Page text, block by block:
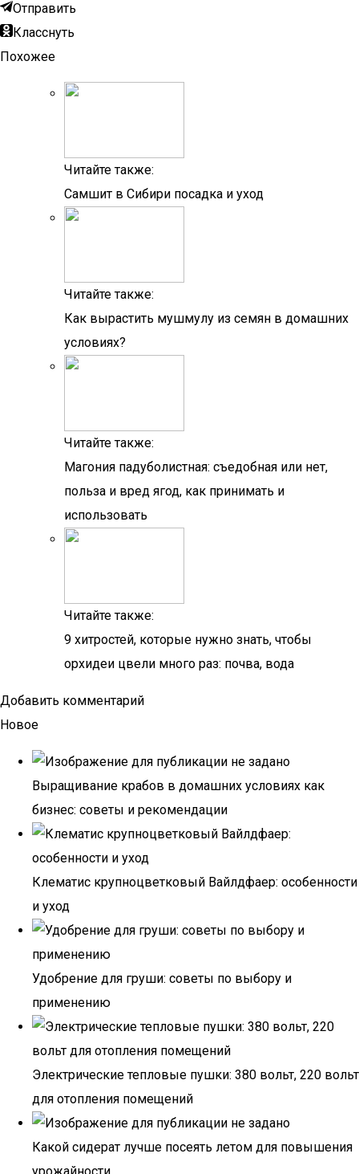
Отправить
Класснуть
Похожее
Читайте также:
Самшит в Сибири посадка и уход
Читайте также:
Как вырастить мушмулу из семян в домашних
условиях?
Читайте также:
Магония падуболистная: съедобная или нет,
польза и вред ягод, как принимать и
использовать
Читайте также:
9 хитростей, которые нужно знать, чтобы
орхидеи цвели много раз: почва, вода
Добавить комментарий
Новое
Выращивание крабов в домашних условиях как
бизнес: советы и рекомендации
Клематис крупноцветковый Вайлдфаер: особенности
и уход
Удобрение для груши: советы по выбору и
применению
Электрические тепловые пушки: 380 вольт, 220 вольт
для отопления помещений
Какой сидерат лучше посеять летом для повышения